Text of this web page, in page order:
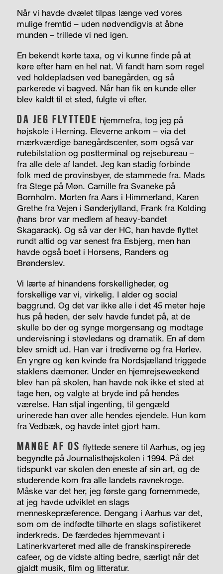
Når vi havde dvælet tilpas længe ved vores
mulige fremtid – uden nødvendigvis at åbne
munden – trillede vi ned igen.
En bekendt kørte taxa, og vi kunne finde på at
køre efter ham en hel nat. Vi fandt ham som regel
ved holdepladsen ved banegården, og så
parkerede vi bagved. Når han fik en kunde eller
blev kaldt til et sted, fulgte vi efter.
DA JEG FLYTTEDE hjemmefra, tog jeg på
højskole i Herning. Eleverne ankom – via det
mærkværdige banegårdscenter, som også var
rutebilstation og postterminal og rejsebureau –
fra alle dele af landet. Jeg kan stadig forbinde
folk med de provinsbyer, de stammede fra. Mads
fra Stege på Møn. Camille fra Svaneke på
Bornholm. Morten fra Aars i Himmerland, Karen
Grethe fra Vejen i Sønderjylland, Frank fra Kolding
(hans bror var medlem af heavy-bandet
Skagarack). Og så var der HC, han havde flyttet
rundt altid og var senest fra Esbjerg, men han
havde også boet i Horsens, Randers og
Brønderslev.
Vi lærte af hinandens forskelligheder, og
forskellige var vi, virkelig. I alder og social
baggrund. Og det var ikke alle i det 45 meter høje
hus på heden, der selv havde fundet på, at de
skulle bo der og synge morgensang og modtage
undervisning i støvledans og dramatik. En af dem
blev smidt ud. Han var i trediverne og fra Herlev.
En yngre og køn kvinde fra Nordsjælland triggede
staklens dæmoner. Under en hjemrejseweekend
blev han på skolen, han havde nok ikke et sted at
tage hen, og valgte at bryde ind på hendes
værelse. Han stjal ingenting, til gengæld
urinerede han over alle hendes ejendele. Hun kom
fra Vedbæk, og havde intet gjort ham.
MANGE AF OS flyttede senere til Aarhus, og jeg
begyndte på Journalisthøjskolen i 1994. På det
tidspunkt var skolen den eneste af sin art, og de
studerende kom fra alle landets ravnekroge.
Måske var det her, jeg første gang fornemmede,
at jeg havde udviklet en slags
menneskepræference. Dengang i Aarhus var det,
som om de indfødte tilhørte en slags sofistikeret
inderkreds. De færdedes hjemmevant i
Latinerkvarteret med alle de franskinspirerede
cafeer, og de vidste alting bedre, særligt når det
gjaldt musik, film og litteratur.